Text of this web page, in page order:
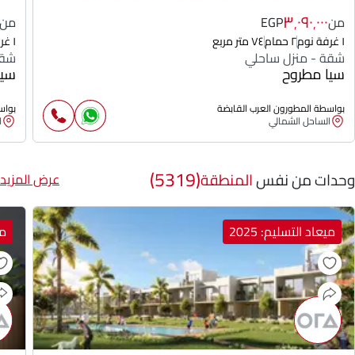
من٣٬٠٩٠٬٠٠٠EGP
١ غرفة نوم ٢ حمام ٧٤ متر مربع
شقة - منزل ساحلي
سيا مطروح
بواسطة المطورون العرب القابضة
الساحل الشمالي
من
١ غرفة نوم
وحدات من نفسالمنطقة(5319) عرض المزيد
ميعاد التسليم: 2025